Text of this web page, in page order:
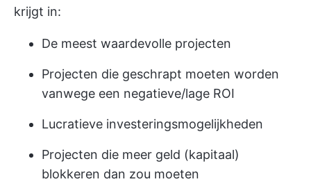
krijgt in:
De meest waardevolle projecten
Projecten die geschrapt moeten worden
vanwege een negatieve/lage ROI
Lucratieve investeringsmogelijkheden
Projecten die meer geld (kapitaal)
blokkeren dan zou moeten